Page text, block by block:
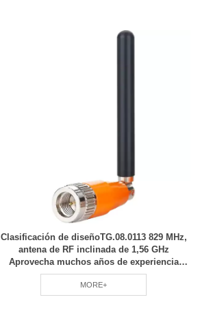
Clasificación de diseñoTG.08.0113 829 MHz,
antena de RF inclinada de 1,56 GHz
Aprovecha muchos años de experiencia
Fabricación profesional RCD
MORE+